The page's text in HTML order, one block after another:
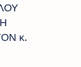
κ.